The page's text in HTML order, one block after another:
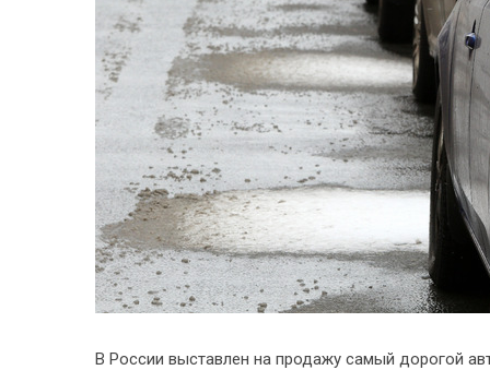
В России выставлен на продажу самый дорогой